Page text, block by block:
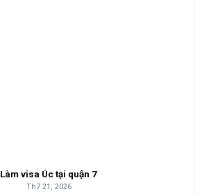
Làm visa Úc tại quận 7
Th7 21, 2026